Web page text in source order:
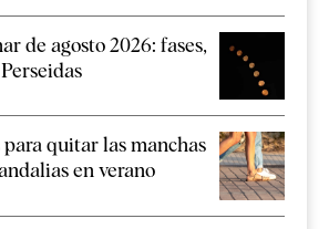
de agosto 2026: fases,
para quitar las manchas
en verano